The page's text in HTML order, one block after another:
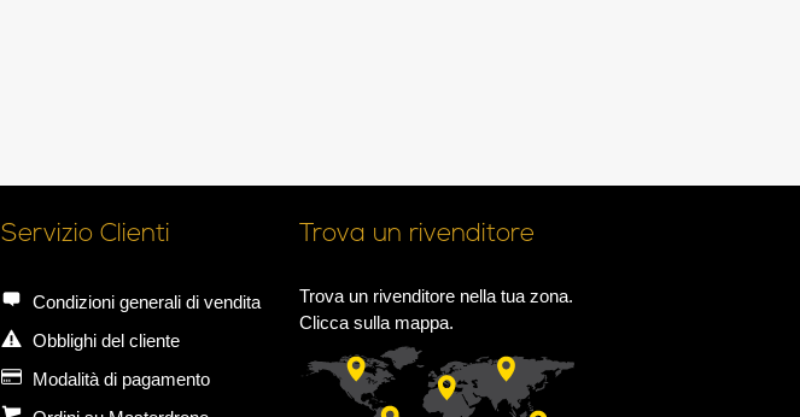
Servizio Clienti
Condizioni generali di vendita
Obblighi del cliente
Modalità di pagamento
Trova un rivenditore
Trova un rivenditore nella tua zona.
Clicca sulla mappa.